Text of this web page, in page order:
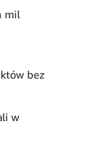
mil
bez
w